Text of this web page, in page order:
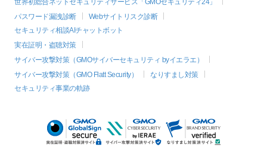
世界初総合ネットセキュリティサービス「GMOセキュリティ24」
パスワード漏洩診断
Webサイトリスク診断
セキュリティ相談AIチャットボット
実在証明・盗聴対策
サイバー攻撃対策（GMOサイバーセキュリティ byイエラエ）
サイバー攻撃対策（GMO Flatt Security）
なりすまし対策
セキュリティ事業の軌跡